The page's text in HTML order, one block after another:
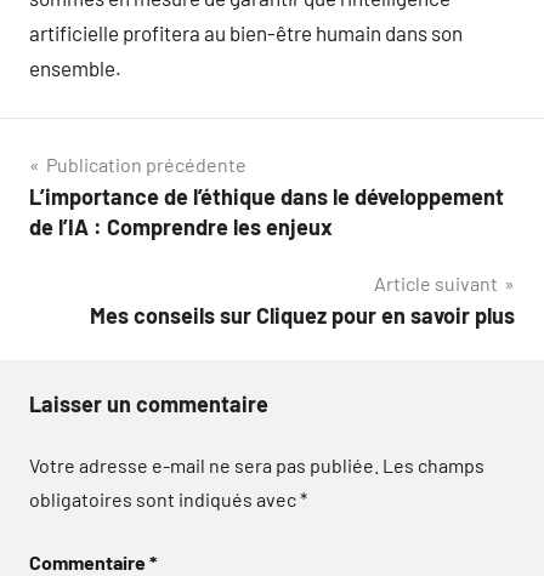
artificielle profitera au bien-être humain dans son
ensemble.
Navigation
de
Publication précédente
L’importance de l’éthique dans le développement
de l’IA : Comprendre les enjeux
Article suivant
Mes conseils sur Cliquez pour en savoir plus
Laisser un commentaire
Votre adresse e-mail ne sera pas publiée. Les champs
obligatoires sont indiqués avec*
Commentaire*